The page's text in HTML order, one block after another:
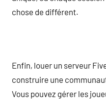
chose de différent.
Enfin, louer un serveur
construire une
Vous pouvez gérer les